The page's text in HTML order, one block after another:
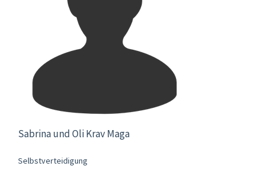
Sabrina und Oli Krav Maga
Selbstverteidigung